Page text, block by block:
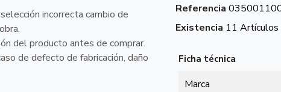
incorrecta cambio de
del producto antes de comprar.
de defecto de fabricación, daño
Referencia
Existencia 11 Artículos
Ficha técnica
Marca